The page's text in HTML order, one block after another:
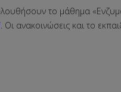
το μάθημα
. Οι ανακοινώσεις και το